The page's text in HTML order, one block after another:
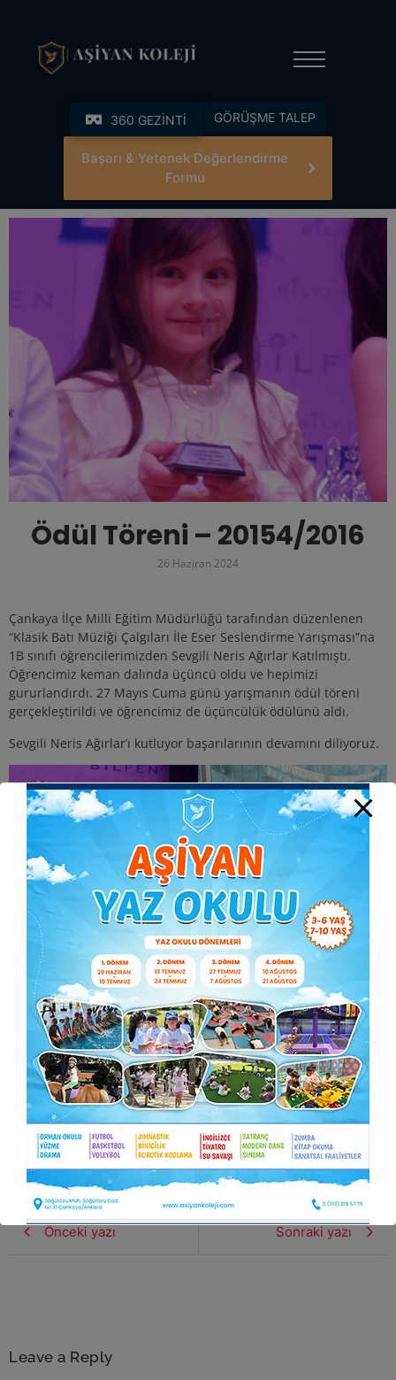
360 GEZİNTİ GÖRÜŞME TALEP
Başarı & Yetenek Değerlendirme
Formu
Ödül Töreni – 20154/2016
26 Haziran 2024
Çankaya İlçe Milli Eğitim Müdürlüğü tarafından düzenlenen
“Klasik Batı Müziği Çalgıları İle Eser Seslendirme Yarışması”na
1B sınıfı öğrencilerimizden Sevgili Neris Ağırlar Katılmıştı.
Öğrencimiz keman dalında üçüncü oldu ve hepimizi
gururlandırdı. 27 Mayıs Cuma günü yarışmanın ödül töreni
gerçekleştirildi ve öğrencimiz de üçüncülük ödülünü aldı.
Sevgili Neris Ağırlar’ı kutluyor başarılarının devamını diliyoruz.
Önceki yazı Sonraki yazı
Leave a Reply